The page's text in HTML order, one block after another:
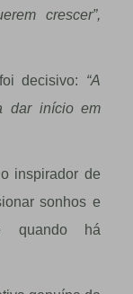
crescer”,
decisivo: “A
dar início em
inspirador de
sonhos e
quando há